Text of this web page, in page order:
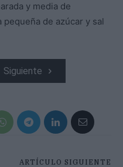
y media de
de azúcar y sal
Siguiente
ARTÍCULO SIGUIENTE